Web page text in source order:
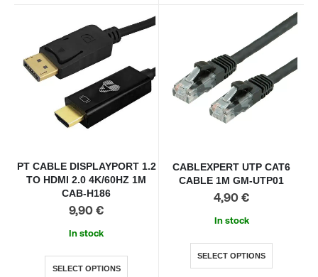
PT CABLE DISPLAYPORT 1.2
TO HDMI 2.0 4K/60HZ 1M
CAB-H186
9,90 €
In stock
SELECT OPTIONS
CABLEXPERT UTP CAT6
CABLE 1M GM-UTP01
4,90 €
In stock
SELECT OPTIONS